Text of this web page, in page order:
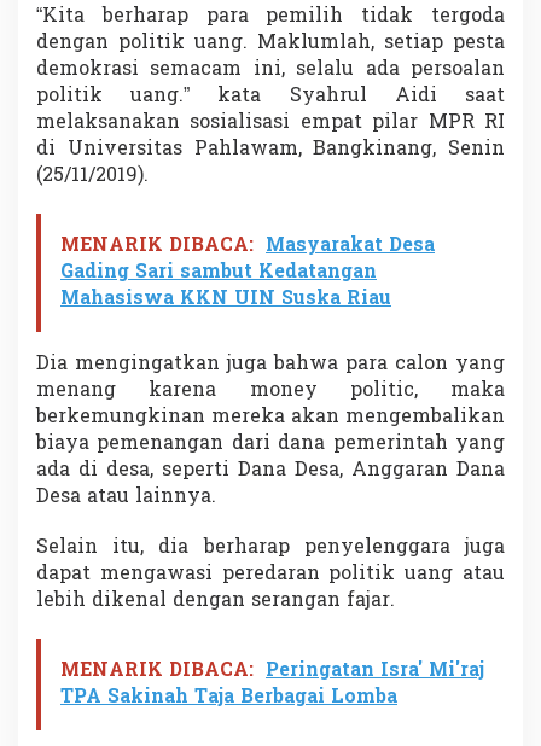
g
a
n
T
e
g
S
e
r
a
a
n
F
j
a
“Kita berharap para pemilih tidak tergoda
dengan politik uang. Maklumlah, setiap pesta
demokrasi semacam ini, selalu ada persoalan
politik uang.” kata Syahrul Aidi saat
melaksanakan sosialisasi empat pilar MPR RI
di Universitas Pahlawam, Bangkinang, Senin
(25/11/2019).
MENARIK DIBACA: Masyarakat Desa
Gading Sari sambut Kedatangan
Mahasiswa KKN UIN Suska Riau
Dia mengingatkan juga bahwa para calon yang
menang karena money politic, maka
berkemungkinan mereka akan mengembalikan
biaya pemenangan dari dana pemerintah yang
ada di desa, seperti Dana Desa, Anggaran Dana
Desa atau lainnya.
Selain itu, dia berharap penyelenggara juga
dapat mengawasi peredaran politik uang atau
lebih dikenal dengan serangan fajar.
MENARIK DIBACA: Peringatan Isra' Mi'raj
TPA Sakinah Taja Berbagai Lomba